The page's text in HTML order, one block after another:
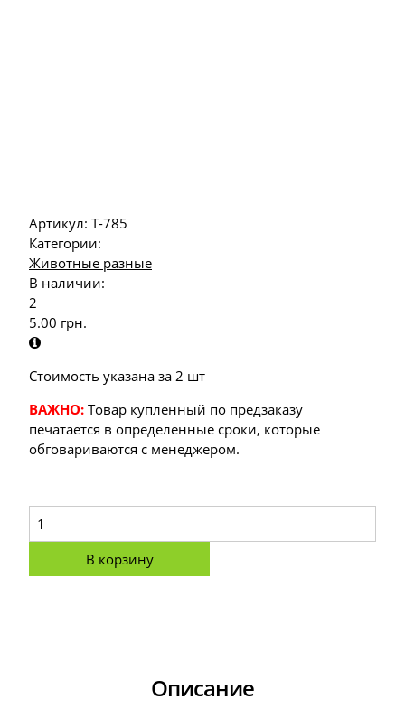
Артикул: Т-785
Категории:
Животные разные
В наличии:
2
5.00 грн.
Стоимость указана за 2 шт
ВАЖНО: Товар купленный по предзаказу
печатается в определенные сроки, которые
обговариваются с менеджером.
В корзину
Описание